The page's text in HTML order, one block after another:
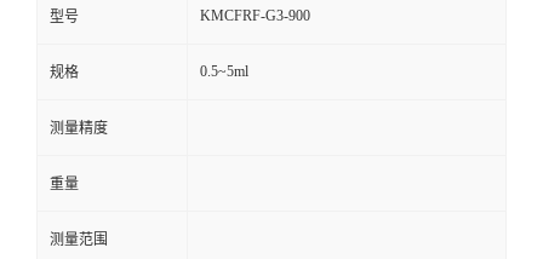
型号 KMCFRF-G3-900
规格 0.5~5ml
测量精度
重量
测量范围